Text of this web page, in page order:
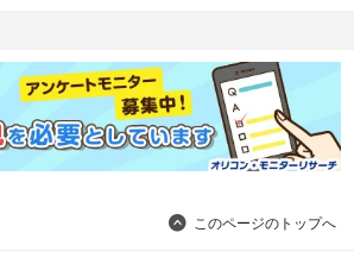
このページのトップへ